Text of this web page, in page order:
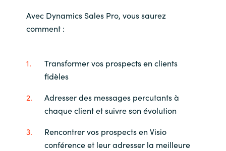
Middle East
Norway
Philippines
Poland
Avec Dynamics Sales Pro, vous saurez
comment :
Transformer vos prospects en clients
fidèles
Adresser des messages percutants à
chaque client et suivre son évolution
Rencontrer vos prospects en Visio
conférence et leur adresser la meilleure